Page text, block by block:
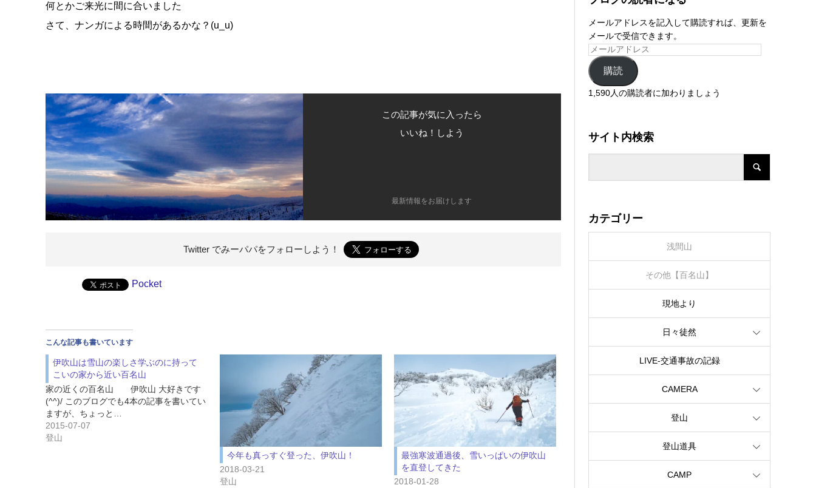
何とかご来光に間に合いました
さて、ナンガによる時間があるかな？(u_u)
この記事が気に入ったら
いいね！しよう
最新情報をお届けします
Twitter でみーパパをフォローしよう！
Pocket
こんな記事も書いています
伊吹山は雪山の楽しさ学ぶのに持って
こいの家から近い百名山
家の近くの百名山 伊吹山 大好きです
(^^)/ このブログでも4本の記事を書いてい
ますが、ちょっと…
2015-07-07
登山
今年も真っすぐ登った、伊吹山！
2018-03-21
登山
最強寒波通過後、雪いっぱいの伊吹山
を直登してきた
2018-01-28
メールアドレスを記入して購読すれば、更新を
メールで受信できます。
購読
1,590人の購読者に加わりましょう
サイト内検索
カテゴリー
浅間山
その他【百名山】
現地より
日々徒然
LIVE‐交通事故の記録
CAMERA
登山
登山道具
CAMP